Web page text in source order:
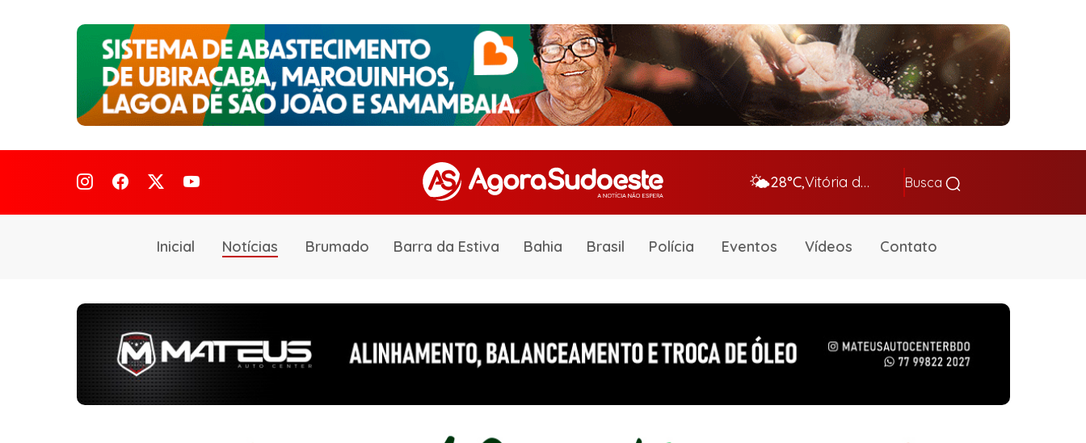
🌤️28°C, Vitória da Conq… Busca
Inicial Notícias Brumado Barra da Estiva Bahia Brasil Polícia Eventos Vídeos Contato